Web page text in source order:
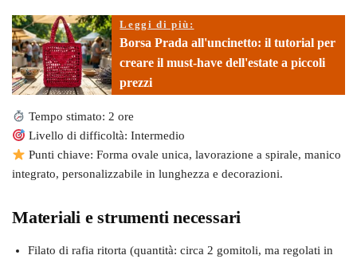
Leggi di più:
Borsa Prada all'uncinetto: il tutorial per
creare il must-have dell'estate a piccoli
prezzi
Tempo stimato: 2 ore
Livello di difficoltà: Intermedio
Punti chiave: Forma ovale unica, lavorazione a spirale, manico
integrato, personalizzabile in lunghezza e decorazioni.
Materiali e strumenti necessari
Filato di rafia ritorta (quantità: circa 2 gomitoli, ma regolati in